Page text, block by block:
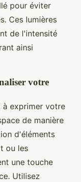
pour éviter
Ces lumières
de l'intensité
ainsi
votre
à exprimer votre
de manière
d'éléments
ou les
une touche
Utilisez